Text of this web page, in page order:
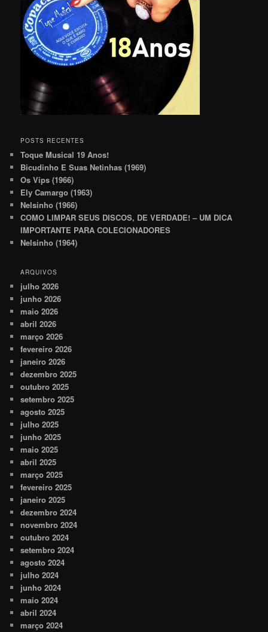
POSTS RECENTES
Toque Musical 19 Anos!
Bicudinho E Suas Netinhas (1969)
Os Vips (1966)
Ely Camargo (1963)
Nelsinho (1966)
COMO LIMPAR SEUS DISCOS, DE VERDADE! – UM DICA
IMPORTANTE PARA COLECIONADORES
Nelsinho (1964)
ARQUIVOS
julho 2026
junho 2026
maio 2026
abril 2026
março 2026
fevereiro 2026
janeiro 2026
dezembro 2025
outubro 2025
setembro 2025
agosto 2025
julho 2025
junho 2025
maio 2025
abril 2025
março 2025
fevereiro 2025
janeiro 2025
dezembro 2024
novembro 2024
outubro 2024
setembro 2024
agosto 2024
julho 2024
junho 2024
maio 2024
abril 2024
março 2024